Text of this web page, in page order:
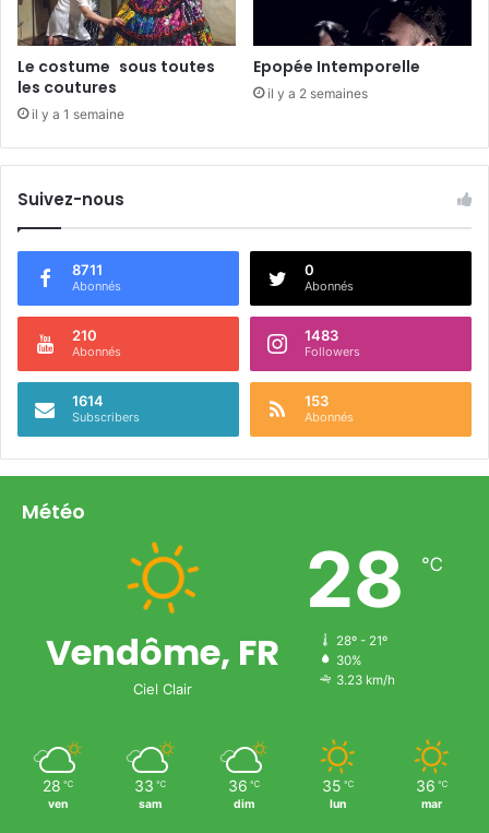
o
c
h
a
b
a
Le costume sous toutes
les coutures
il y a 1 semaine
Epopée Intemporelle
il y a 2 semaines
Suivez-nous
8711
Abonnés
0
Abonnés
210
Abonnés
1483
Followers
1614
Subscribers
153
Abonnés
Météo
Vendôme, FR
Ciel Clair
28 ℃
28º - 21º
30%
3.23 km/h
28 ℃
ven
33 ℃
sam
36 ℃
dim
35 ℃
lun
36 ℃
mar